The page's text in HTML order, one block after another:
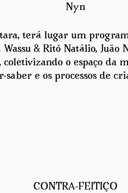
Nyn
terá lugar um
& Ritó Natálio,
o espaço da
e os processos de
CONTRA-FEITIÇO